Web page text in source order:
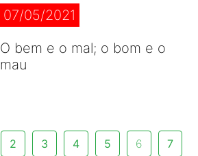
07/05/2021
O bem e o mal; o bom e o
mau
2 3 4 5 6 7